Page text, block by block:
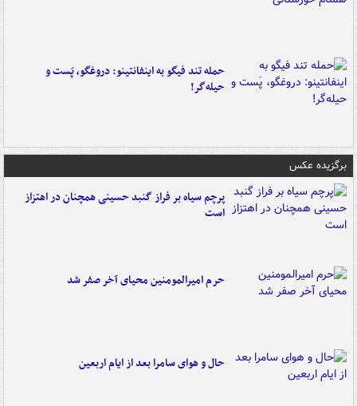
حمله تند فیگو به اینفانتینو: دروغگو، پَست‌ و
حیله‌گر!
برگزیده عکس
پرچم سیاه بر فراز گنبد حسینی همچنان در اهتزاز
است
حرم امیرالمومنین محیای آخر صفر شد
حال و هوای سامرا بعد از ایام اربعین